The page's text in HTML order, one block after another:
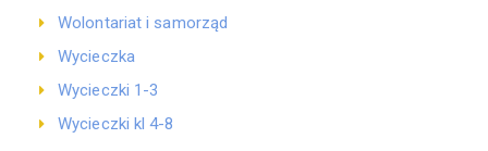
Wolontariat i samorząd
Wycieczka
Wycieczki 1-3
Wycieczki kl 4-8